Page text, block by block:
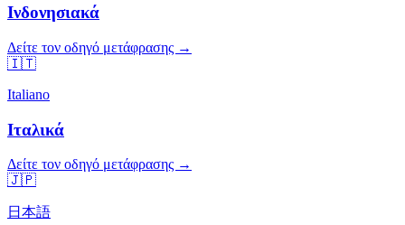
Ινδονησιακά
Δείτε τον οδηγό μετάφρασης →
🇮🇹
Italiano
Ιταλικά
Δείτε τον οδηγό μετάφρασης →
🇯🇵
日本語